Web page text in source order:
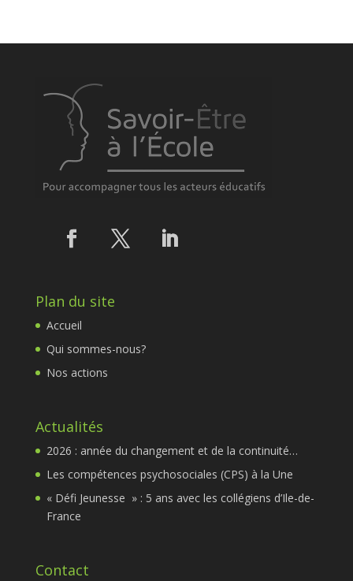
Plan du site
Accueil
Qui sommes-nous?
Nos actions
Actualités
2026 : année du changement et de la continuité…
Les compétences psychosociales (CPS) à la Une
« Défi Jeunesse » : 5 ans avec les collégiens d’Ile-de-
France
Contact